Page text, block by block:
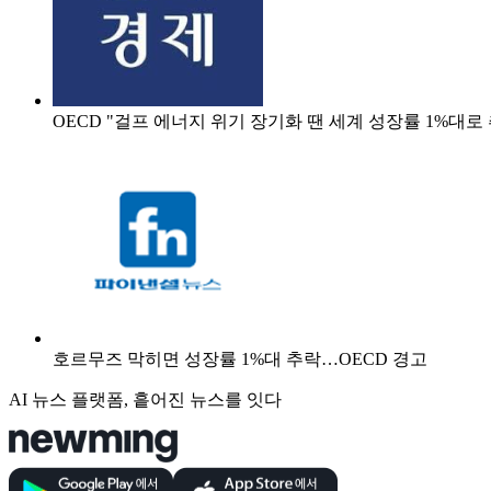
OECD "걸프 에너지 위기 장기화 땐 세계 성장률 1%대로
호르무즈 막히면 성장률 1%대 추락…OECD 경고
AI 뉴스 플랫폼, 흩어진 뉴스를 잇다